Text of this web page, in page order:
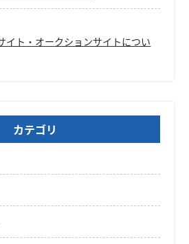
イト・オークションサイトについ
カテゴリ